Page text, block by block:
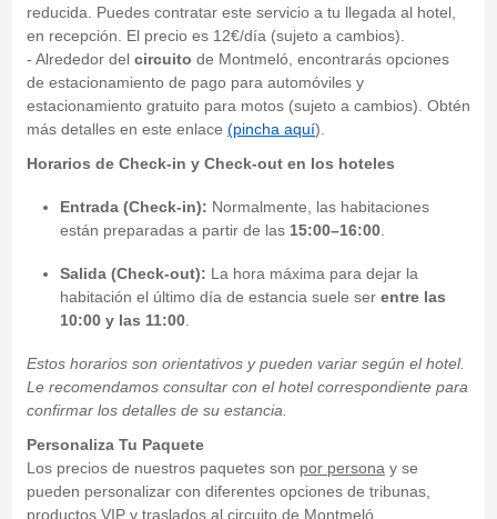
reducida. Puedes contratar este servicio a tu llegada al hotel,
en recepción. El precio es 12€/día (sujeto a cambios).
- Alrededor del circuito de Montmeló, encontrarás opciones
de estacionamiento de pago para automóviles y
estacionamiento gratuito para motos (sujeto a cambios). Obtén
más detalles en este enlace (pincha aquí).
Horarios de Check-in y Check-out en los hoteles
Entrada (Check-in): Normalmente, las habitaciones
están preparadas a partir de las15:00–16:00.
Salida (Check-out): La hora máxima para dejar la
habitación el último día de estancia suele ser entre las
10:00 y las 11:00.
Estos horarios son orientativos y pueden variar según el hotel.
Le recomendamos consultar con el hotel correspondiente para
confirmar los detalles de su estancia.
Personaliza Tu Paquete
Los precios de nuestros paquetes son por personay se
pueden personalizar con diferentes opciones de tribunas,
productos VIP y traslados al circuito de Montmeló.